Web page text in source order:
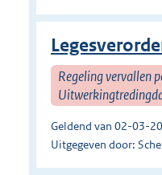
Regeling vervallen
Geldend van 02-03-
Uitgegeven door: